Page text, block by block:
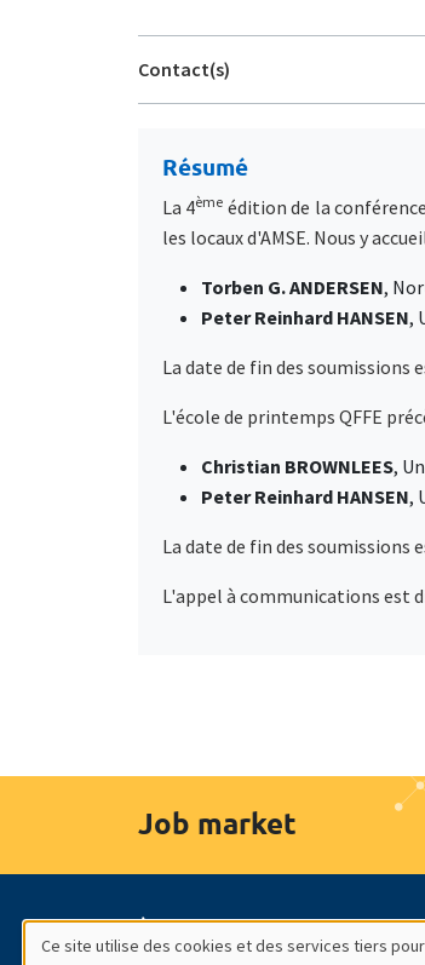
Contact(s)
Résumé
La 4ème édition de la
les locaux d'AMSE. Nous y
Torben G. ANDERSEN,
Peter Reinhard HANSEN,
La date de fin des soumissions
L'école de printemps QFFE
Christian BROWNLEES,
Peter Reinhard HANSEN,
La date de fin des soumissions
L'appel à communications est
Job market
À propos Nos engagements
Ce site utilise des cookies et des services tiers